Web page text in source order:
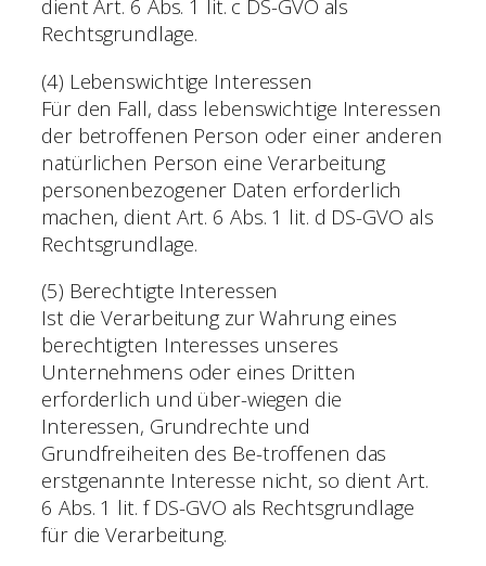
dient Art. 6 Abs. 1 lit. c DS-GVO als
Rechtsgrundlage.
(4) Lebenswichtige Interessen
Für den Fall, dass lebenswichtige Interessen
der betroffenen Person oder einer anderen
natürlichen Person eine Verarbeitung
personenbezogener Daten erforderlich
machen, dient Art. 6 Abs. 1 lit. d DS-GVO als
Rechtsgrundlage.
(5) Berechtigte Interessen
Ist die Verarbeitung zur Wahrung eines
berechtigten Interesses unseres
Unternehmens oder eines Dritten
erforderlich und über-wiegen die
Interessen, Grundrechte und
Grundfreiheiten des Be-troffenen das
erstgenannte Interesse nicht, so dient Art.
6 Abs. 1 lit. f DS-GVO als Rechtsgrundlage
für die Verarbeitung.